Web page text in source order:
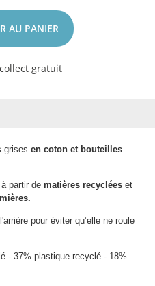
gratuit
grises en coton et bouteilles
à partir de matières recyclées et
pour éviter qu’elle ne roule
- 37% plastique recyclé - 18%